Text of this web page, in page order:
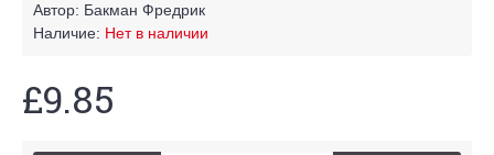
Автор: Бакман Фредрик
Наличие: Нет в наличии
£9.85